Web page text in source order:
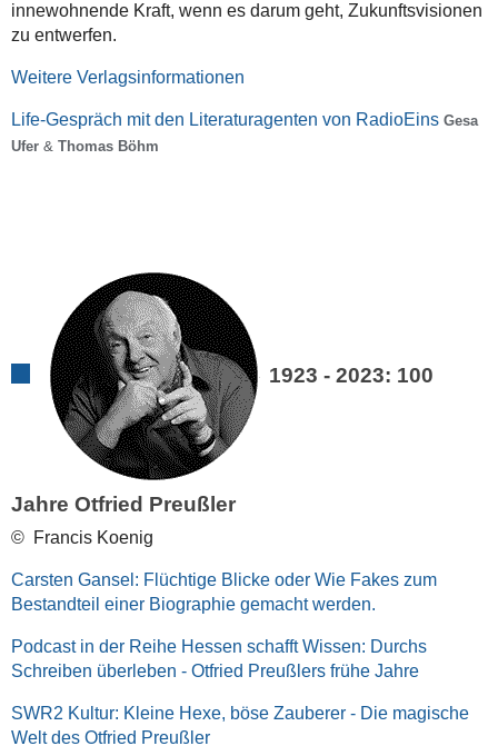
innewohnende Kraft, wenn es darum geht, Zukunftsvisionen
zu entwerfen.
Weitere Verlagsinformationen
Life-Gespräch mit den Literaturagenten von RadioEins Gesa
Ufer& Thomas Böhm
1923 - 2023: 100
Jahre Otfried Preußler
© Francis Koenig
Carsten Gansel: Flüchtige Blicke oder Wie Fakes zum
Bestandteil einer Biographie gemacht werden.
Podcast in der Reihe Hessen schafft Wissen: Durchs
Schreiben überleben - Otfried Preußlers frühe Jahre
SWR2 Kultur: Kleine Hexe, böse Zauberer - Die magische
Welt des Otfried Preußler